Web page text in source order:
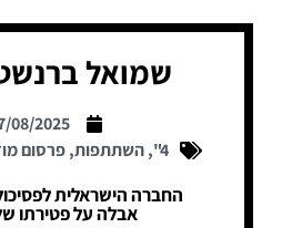
שמואל
08/2025
4"
,השתתפות,פרסום
החברה הישראלית
אבלה על פטירתו